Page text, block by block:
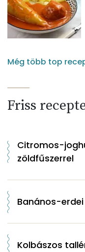
Még több top
Friss
Citromos-
zöldfűszerrel
Banános-
Kolbászos